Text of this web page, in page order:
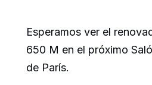
Esperamos ver el
650 M en el próximo
de París.